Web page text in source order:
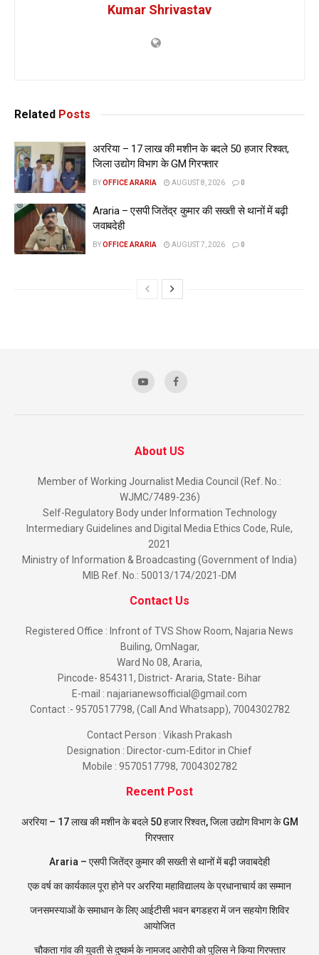
Kumar Shrivastav
Related Posts
अररिया – 17 लाख की मशीन के बदले 50 हजार रिश्वत,
जिला उद्योग विभाग के GM गिरफ्तार
BYOFFICE ARARIA AUGUST 8, 2026 0
Araria – एसपी जितेंद्र कुमार की सख्ती से थानों में बढ़ी
जवाबदेही
BYOFFICE ARARIA AUGUST 7, 2026 0
About US
Member of Working Journalist Media Council (Ref. No.:
WJMC/7489-236)
Self-Regulatory Body under Information Technology
Intermediary Guidelines and Digital Media Ethics Code, Rule,
2021
Ministry of Information & Broadcasting (Government of India)
MIB Ref. No.: 50013/174/2021-DM
Contact Us
Registered Office : Infront of TVS Show Room, Najaria News
Builing, OmNagar,
Ward No 08, Araria,
Pincode- 854311, District- Araria, State- Bihar
E-mail : najarianewsofficial@gmail.com
Contact :- 9570517798, (Call And Whatsapp), 7004302782
Contact Person : Vikash Prakash
Designation : Director-cum-Editor in Chief
Mobile : 9570517798, 7004302782
Recent Post
अररिया – 17 लाख की मशीन के बदले 50 हजार रिश्वत, जिला उद्योग विभाग के GM
गिरफ्तार
Araria – एसपी जितेंद्र कुमार की सख्ती से थानों में बढ़ी जवाबदेही
एक वर्ष का कार्यकाल पूरा होने पर अररिया महाविद्यालय के प्रधानाचार्य का सम्मान
जनसमस्याओं के समाधान के लिए आईटीसी भवन बगडहरा में जन सहयोग शिविर
आयोजित
चौकता गांव की युवती से दुष्कर्म के नामजद आरोपी को पुलिस ने किया गिरफ्तार